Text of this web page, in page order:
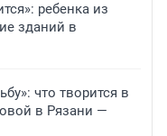
ребенка из
зданий в
что творится в
в Рязани —